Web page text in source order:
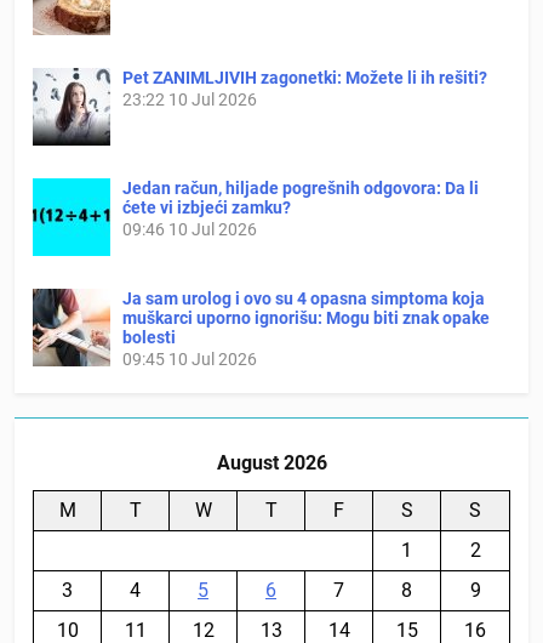
Pet ZANIMLJIVIH zagonetki: Možete li ih rešiti?
23:22 10 Jul 2026
Jedan račun, hiljade pogrešnih odgovora: Da li
ćete vi izbjeći zamku?
09:46 10 Jul 2026
Ja sam urolog i ovo su 4 opasna simptoma koja
muškarci uporno ignorišu: Mogu biti znak opake
bolesti
09:45 10 Jul 2026
August 2026
M T W T F S
S
1
2
3
4 5 6 7 8
9
10
11 12 13 14 15 16